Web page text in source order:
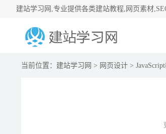
建站学习网,专业提供各类建站教程,网页素材
当前位置： 建站学习网 > 网页设计 >